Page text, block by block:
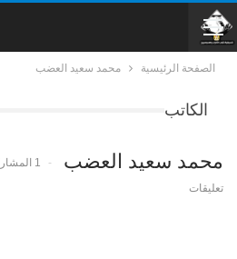
الصفحة الرئيسية محمد سعيد العضب
الكاتب
محمد سعيد العضب 1 المشاركات
تعليقات